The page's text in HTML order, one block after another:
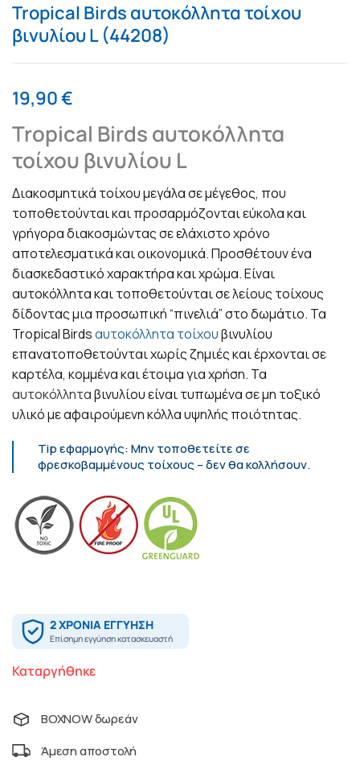
Tropical Birds αυτοκόλλητα τοίχου
βινυλίου L (44208)
19,90€
Tropical Birds αυτοκόλλητα
τοίχου βινυλίου L
Διακοσμητικά τοίχου μεγάλα σε μέγεθος, που
τοποθετούνται και προσαρμόζονται εύκολα και
γρήγορα διακοσμώντας σε ελάχιστο χρόνο
αποτελεσματικά και οικονομικά. Προσθέτουν ένα
διασκεδαστικό χαρακτήρα και χρώμα. Είναι
αυτοκόλλητα και τοποθετούνται σε λείους τοίχους
δίδοντας μια προσωπική “πινελιά” στο δωμάτιο. Τα
Tropical Birdsαυτοκόλλητα τοίχουβινυλίου
επανατοποθετούνται χωρίς ζημιές και έρχονται σε
καρτέλα, κομμένα και έτοιμα για χρήση. Τα
αυτοκόλληταβινυλίου είναι τυπωμένα σε μη τοξικό
υλικό με αφαιρούμενη κόλλα υψηλής ποιότητας.
Tip εφαρμογής: Μην τοποθετείτε σε
φρεσκοβαμμένους τοίχους – δεν θα κολλήσουν.
Καταργήθηκε
BOXNOW δωρεάν
Άμεση αποστολή